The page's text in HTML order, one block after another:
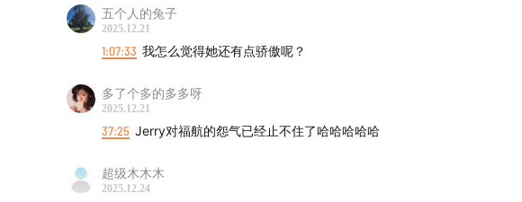
五个人的兔子
2025.12.21
1:07:33 我怎么觉得她还有点骄傲呢？
多了个多的多多呀
2025.12.21
37:25 Jerry对福航的怨气已经止不住了哈哈哈哈哈
超级木木木
2025.12.24